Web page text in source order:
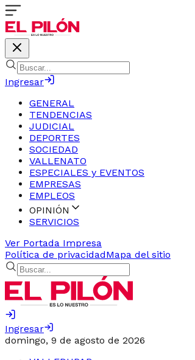
Ingresar
GENERAL
TENDENCIAS
JUDICIAL
DEPORTES
SOCIEDAD
VALLENATO
ESPECIALES y EVENTOS
EMPRESAS
EMPLEOS
OPINIÓN
SERVICIOS
Ver Portada Impresa
Política de privacidadMapa del sitio
Ingresar
domingo, 9 de agosto de 2026